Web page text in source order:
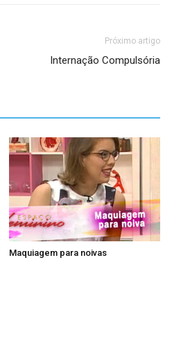
Próximo artigo
Internação Compulsória
Maquiagem para noivas